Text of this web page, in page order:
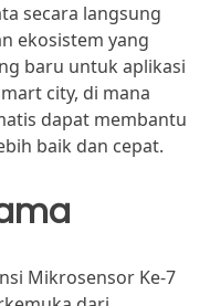
secara langsung
ekosistem yang
baru untuk aplikasi
city, di mana
dapat membantu
baik dan cepat.
Mikrosensor Ke-7